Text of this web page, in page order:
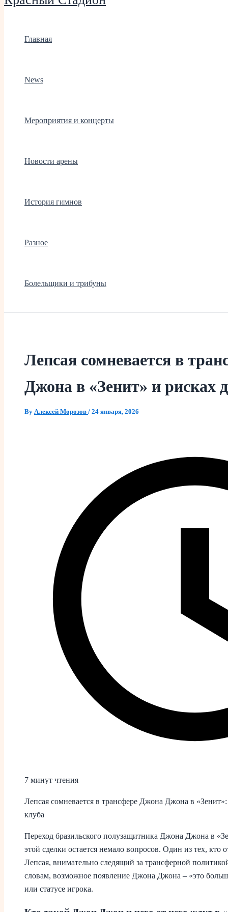
Главная
News
Мероприятия и концерты
Новости арены
История гимнов
Разное
Болельщики и трибуны
Лепсая сомневается в
Джона в «Зенит» и рисках
By Алексей Морозов / 24 января, 2026
7 минут чтения
Лепсая сомневается в трансфере Джона Джона в
клуба
Переход бразильского полузащитника Джона Джона в
этой сделки остается немало вопросов. Один из тех, кто
Лепсая, внимательно следящий за трансферной
словам, возможное появление Джона Джона – «это
или статусе игрока.